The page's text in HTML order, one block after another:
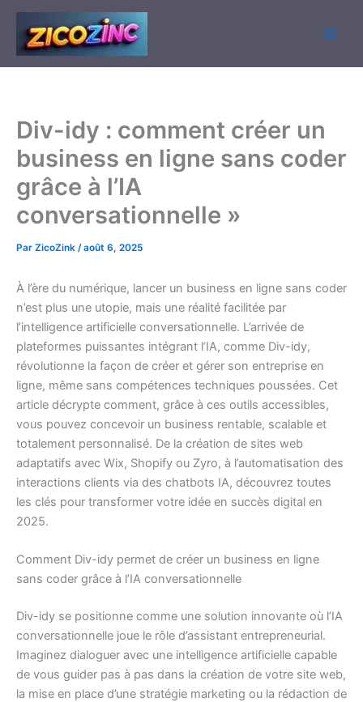
Aller
contenu
Div-idy : comment créer un
business en ligne sans coder
grâce à l’IA
conversationnelle »
Par ZicoZink /août 6, 2025
À l’ère du numérique, lancer un business en ligne sans coder
n’est plus une utopie, mais une réalité facilitée par
l’intelligence artificielle conversationnelle. L’arrivée de
plateformes puissantes intégrant l’IA, comme Div-idy,
révolutionne la façon de créer et gérer son entreprise en
ligne, même sans compétences techniques poussées. Cet
article décrypte comment, grâce à ces outils accessibles,
vous pouvez concevoir un business rentable, scalable et
totalement personnalisé. De la création de sites web
adaptatifs avec Wix, Shopify ou Zyro, à l’automatisation des
interactions clients via des chatbots IA, découvrez toutes
les clés pour transformer votre idée en succès digital en
2025.
Comment Div-idy permet de créer un business en ligne
sans coder grâce à l’IA conversationnelle
Div-idy se positionne comme une solution innovante où l’IA
conversationnelle joue le rôle d’assistant entrepreneurial.
Imaginez dialoguer avec une intelligence artificielle capable
de vous guider pas à pas dans la création de votre site web,
la mise en place d’une stratégie marketing ou la rédaction de